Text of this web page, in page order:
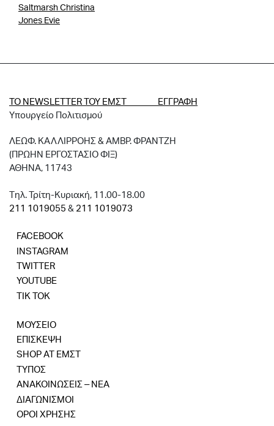
Saltmarsh Christina
Jones Evie
ΤΟ NEWSLETTER ΤΟΥ ΕΜΣΤ ΕΓΓΡΑΦΗ
Υπουργείο Πολιτισμού
ΛΕΩΦ. ΚΑΛΛΙΡΡΟΗΣ & ΑΜΒΡ. ΦΡΑΝΤΖΗ
(ΠΡΩΗΝ ΕΡΓΟΣΤΑΣΙΟ ΦΙΞ)
ΑΘΗΝΑ, 11743
Tηλ. Τρίτη-Κυριακή, 11.00-18.00
211 1019055 & 211 1019073
FACEBOOK
INSTAGRAM
TWITTER
YOUTUBE
TIK TOK
ΜΟΥΣΕΙΟ
ΕΠΙΣΚΕΨΗ
SHOP AT ΕΜΣΤ
ΤΥΠΟΣ
ΑΝΑΚΟΙΝΩΣΕΙΣ – ΝΕΑ
ΔΙΑΓΩΝΙΣΜΟΙ
ΟΡΟΙ ΧΡΗΣΗΣ